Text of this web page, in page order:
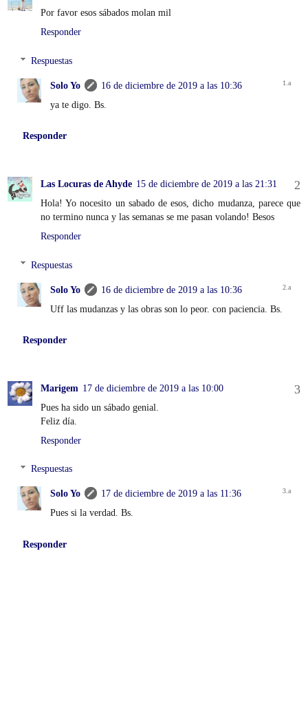
Por favor esos sábados molan mil
Responder
Respuestas
Solo Yo
16 de diciembre de 2019 a las 10:36
ya te digo. Bs.
Responder
Las Locuras de Ahyde 15 de diciembre de 2019 a las 21:31
Hola! Yo nocesito un sabado de esos, dicho mudanza, parece que
no termino nunca y las semanas se me pasan volando! Besos
Responder
Respuestas
Solo Yo
16 de diciembre de 2019 a las 10:36
Uff las mudanzas y las obras son lo peor. con paciencia. Bs.
Responder
Marigem 17 de diciembre de 2019 a las 10:00
Pues ha sido un sábado genial.
Feliz día.
Responder
Respuestas
Solo Yo
17 de diciembre de 2019 a las 11:36
Pues si la verdad. Bs.
Responder